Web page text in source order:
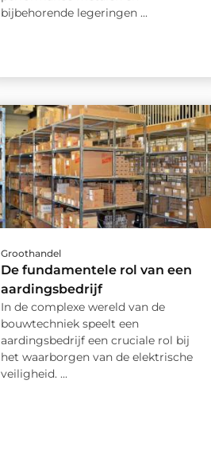
bijbehorende legeringen ...
Groothandel
De fundamentele rol van een
aardingsbedrijf
In de complexe wereld van de
bouwtechniek speelt een
aardingsbedrijf een cruciale rol bij
het waarborgen van de elektrische
veiligheid. ...